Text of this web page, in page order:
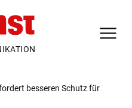
besseren Schutz für